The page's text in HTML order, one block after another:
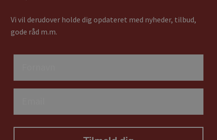
Vi vil derudover holde dig opdateret med nyheder, tilbud,
gode råd m.m.